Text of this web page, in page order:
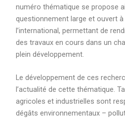
numéro thématique se propose
questionnement large et ouvert à
l’international, permettant de
des travaux en cours dans un
plein développement.
Le développement de ces
l’actualité de cette thématique.
agricoles et industrielles sont
dégâts environnementaux –